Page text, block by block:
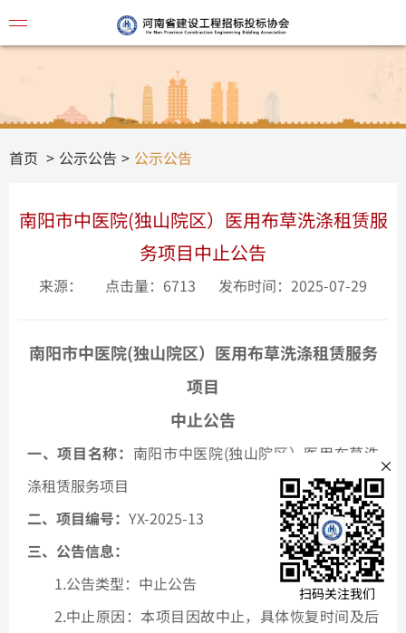
全部
公示
通知
首页 公示公告 公示公告
南阳市中医院(独山院区）医用布草洗涤租赁服
务项目中止公告
来源： 点击量：6713 发布时间：2025-07-29
南阳市中医院(独山院区）医用布草洗涤租赁服务
项目
中止公告
一、项目名称： 南阳市中医院(独山院区）医用布草洗
涤租赁服务项目
二、项目编号： YX-2025-13
三、公告信息：
1.公告类型：中止公告
2.中止原因：本项目因故中止，具体恢复时间及后
×
扫码关注我们